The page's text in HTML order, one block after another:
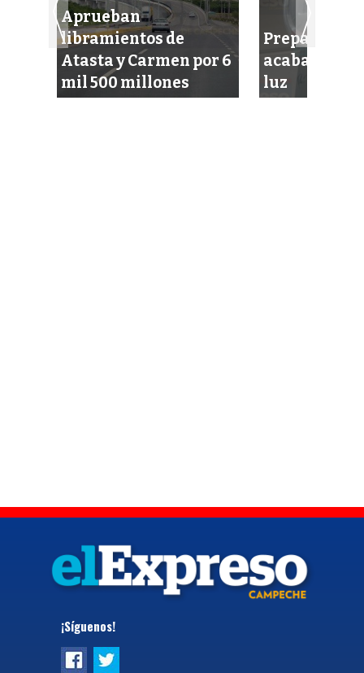
Aprueban
libramientos de
Atasta y Carmen por 6
mil 500 millones
Prepare su
acaba el
luz
¡Síguenos!